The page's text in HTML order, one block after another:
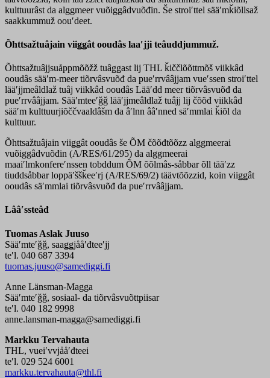
kulttuurâst da alggmeer vuõiggâdvuõđin. Še stroiʹttel sääʹmǩiõllsaž
saakkummuž oouʹdeet.
Õhttsažtuâjain viiǥǥât ooudâs laaʹjji teâuddjummuž.
Õhttsažtuâjjsuåppmõõžž tuâǥǥast lij THL ǩiččlõõttmõš viikkâd
ooudâs sääʹm-meer tiõrvâsvuõđ da pueʹrrvââjjam vueʹssen stroiʹttel
lääʹjjmeâldlaž tuâj viikkâd ooudâs Lääʹdd meer tiõrvâsvuõđ da
pueʹrrvââjjam. Sääʹmteeʹǧǧ lääʹjjmeâldlaž tuâjj lij čõõđ viikkâd
sääʹm kulttuurjiõččvaaldâšm da âʹlnn ââʹnned säʹmmlai ǩiõl da
kulttuur.
Õhttsažtuâjain viiǥǥât ooudâs še ÕM čõõđtõõzz alggmeerai
vuõiggâdvuõđin (A/RES/61/295) da alggmeerai
maaiʹlmkonfereʹnssen tobddum ÕM õõlmâs-såbbar õll tääʹzz
tiuddsåbbar loppäʹššǩeeʹrj (A/RES/69/2) täävtõõzzid, koin viiǥǥât
ooudâs säʹmmlai tiõrvâsvuõđ da pueʹrrvââjjam.
Lââʹssteâđ
Tuomas Aslak Juuso
Sääʹmteʹǧǧ, saaǥǥjååʹđteeʹjj
teʹl. 040 687 3394
tuomas.juuso@samediggi.fi
Anne Länsman-Magga
Sääʹmteʹǧǧ, sosiaal- da tiõrvâsvuõttpiisar
teʹl. 040 182 9998
anne.lansman-magga@samediggi.fi
Markku Tervahauta
THL, vueiʹvvjååʹđteei
teʹl. 029 524 6001
markku.tervahauta@thl.fi